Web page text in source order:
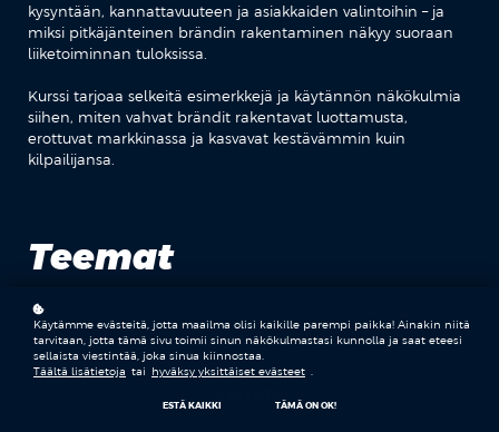
kysyntään, kannattavuuteen ja asiakkaiden valintoihin – ja
miksi pitkäjänteinen brändin rakentaminen näkyy suoraan
liiketoiminnan tuloksissa.
Kurssi tarjoaa selkeitä esimerkkejä ja käytännön näkökulmia
siihen, miten vahvat brändit rakentavat luottamusta,
erottuvat markkinassa ja kasvavat kestävämmin kuin
kilpailijansa.
Teemat
BRÄNDITYÖ
Käytämme evästeitä, jotta maailma olisi kaikille parempi paikka! Ainakin niitä
tarvitaan, jotta tämä sivu toimii sinun näkökulmastasi kunnolla ja saat eteesi
sellaista viestintää, joka sinua kiinnostaa.
Täältä lisätietoja tai hyväksy yksittäiset evästeet
ESTÄ KAIKKI TÄMÄ ON OK!